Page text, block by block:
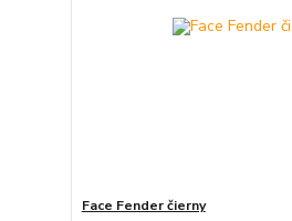
Face Fender čierny